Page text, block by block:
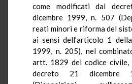
come modificati dal
dicembre 1999, n. 507
reati minori e riforma del
ai sensi dell’articolo 1
1999, n. 205), nel
artt. 1829 del codice
decreto 21 dicembre